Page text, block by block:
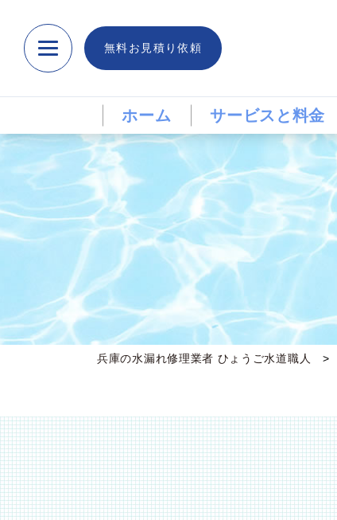
無料お見積り依頼
ホーム サービスと料金
兵庫の水漏れ修理業者 ひょうご水道職人